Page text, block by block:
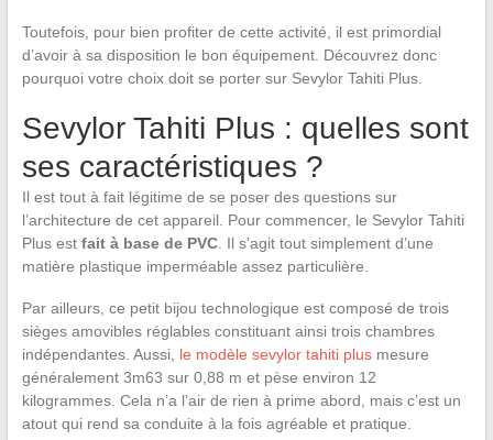
Toutefois, pour bien profiter de cette activité, il est primordial
d’avoir à sa disposition le bon équipement. Découvrez donc
pourquoi votre choix doit se porter sur Sevylor Tahiti Plus.
Sevylor Tahiti Plus : quelles sont
ses caractéristiques ?
Il est tout à fait légitime de se poser des questions sur
l’architecture de cet appareil. Pour commencer, le Sevylor Tahiti
Plus est fait à base de PVC. Il s’agit tout simplement d’une
matière plastique imperméable assez particulière.
Par ailleurs, ce petit bijou technologique est composé de trois
sièges amovibles réglables constituant ainsi trois chambres
indépendantes. Aussi, le modèle sevylor tahiti plusmesure
généralement 3m63 sur 0,88 m et pèse environ 12
kilogrammes. Cela n’a l’air de rien à prime abord, mais c’est un
atout qui rend sa conduite à la fois agréable et pratique.